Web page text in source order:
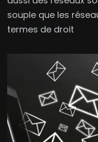
souple que les
termes de droit